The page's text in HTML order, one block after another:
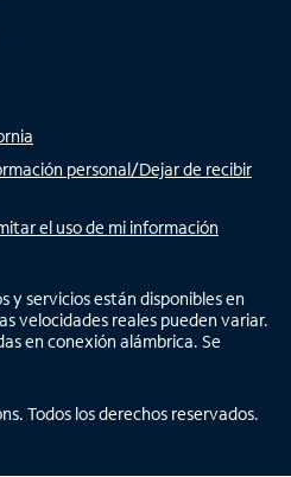
personal/Dejar de recibir
el uso de mi información
y servicios están disponibles en
velocidades reales pueden variar.
en conexión alámbrica. Se
Todos los derechos reservados.